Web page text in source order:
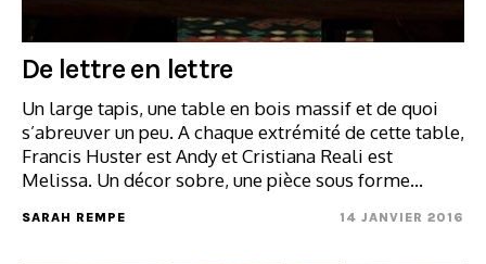
De lettre en lettre
Un large tapis, une table en bois massif et de quoi
s’abreuver un peu. A chaque extrémité de cette table,
Francis Huster est Andy et Cristiana Reali est
Melissa. Un décor sobre, une pièce sous forme…
SARAH REMPE 14 JANVIER 2016